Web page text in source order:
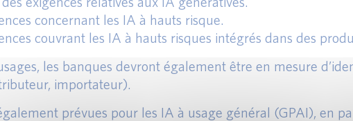
concernant les IA à hauts risque.
couvrant les IA à hauts risques intégrés dans des
les banques devront également être en mesure
importateur).
prévues pour les IA à usage général (GPAI), en